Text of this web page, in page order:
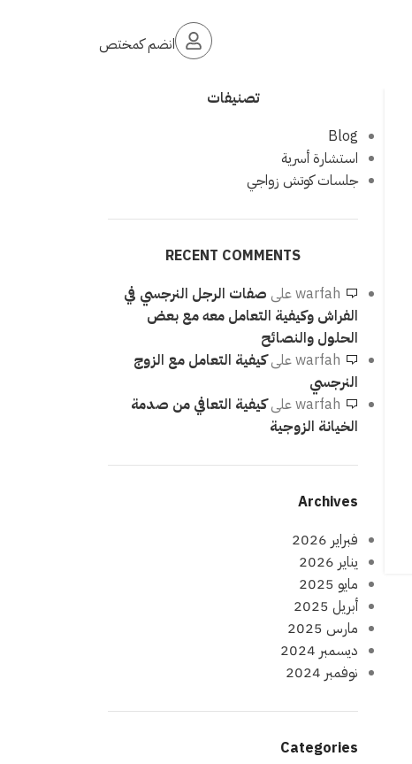
انضم كمختص
تصنيفات
Blog
استشارة أسرية
جلسات كوتش زواجي
RECENT COMMENTS
warfahعلى صفات الرجل النرجسي في
الفراش وكيفية التعامل معه مع بعض
الحلول والنصائح
warfahعلىكيفية التعامل مع الزوج
النرجسي
warfahعلىكيفية التعافي من صدمة
الخيانة الزوجية
Archives
فبراير 2026
يناير 2026
مايو 2025
أبريل 2025
مارس 2025
ديسمبر 2024
نوفمبر 2024
Categories